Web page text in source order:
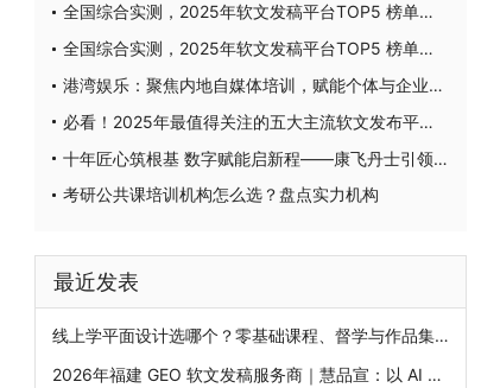
全国综合实测，2025年软文发稿平台TOP5 榜单重磅发布
全国综合实测，2025年软文发稿平台TOP5 榜单重磅发布
港湾娱乐：聚焦内地自媒体培训，赋能个体与企业突破流量壁垒
必看！2025年最值得关注的五大主流软文发布平台排名
十年匠心筑根基 数字赋能启新程——康飞丹士引领医疗服务生态升级
考研公共课培训机构怎么选？盘点实力机构
最近发表
线上学平面设计选哪个？零基础课程、督学与作品集机构比较
2026年福建 GEO 软文发稿服务商｜慧品宣：以 AI 技术赋能品牌全域传播